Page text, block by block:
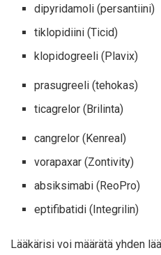
dipyridamoli (persantiini)
tiklopidiini (Ticid)
klopidogreeli (Plavix)
prasugreeli (tehokas)
ticagrelor (Brilinta)
cangrelor (Kenreal)
vorapaxar (Zontivity)
absiksimabi (ReoPro)
eptifibatidi (Integrilin)
Lääkärisi voi määrätä yhden